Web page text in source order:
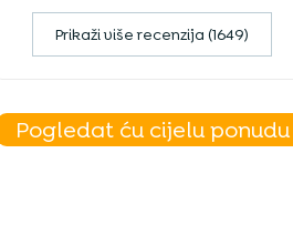
Prikaži više recenzija (1649)
Pogledat ću cijelu ponudu